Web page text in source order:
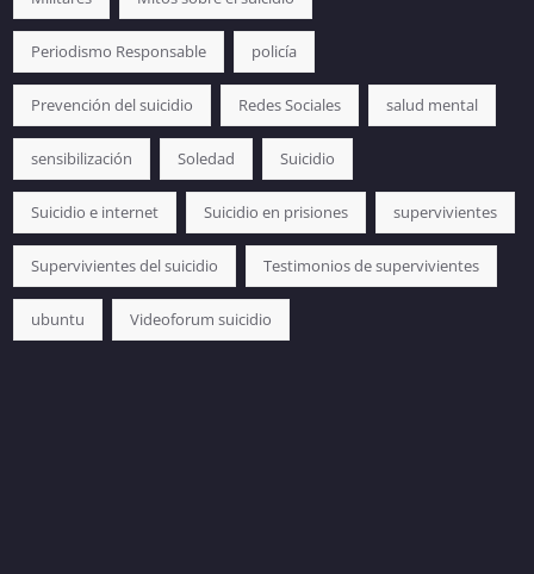
Periodismo Responsable policía
Prevención del suicidio Redes Sociales salud mental
sensibilización Soledad Suicidio
Suicidio e internet Suicidio en prisiones supervivientes
Supervivientes del suicidio Testimonios de supervivientes
ubuntu Videoforum suicidio